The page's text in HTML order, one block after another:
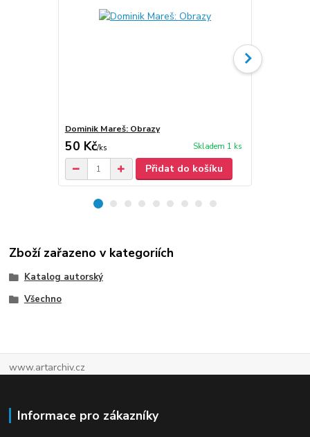
Dominik Mareš: Obrazy
50 Kč/ks Skladem 1 ks
Přidat do košíku
Zboží zařazeno v kategoriích
Katalog autorský
Všechno
www.artarchiv.cz
Informace pro zákazníky